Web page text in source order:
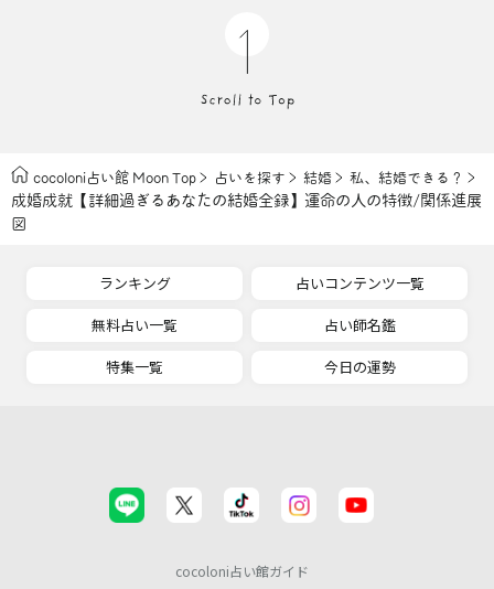
cocoloni占い館 Moon Top 占いを探す 結婚 私、結婚できる？
成婚成就【詳細過ぎるあなたの結婚全録】運命の人の特徴/関係進展
図
ランキング
占いコンテンツ一覧
無料占い一覧
占い師名鑑
特集一覧
今日の運勢
cocoloni占い館ガイド